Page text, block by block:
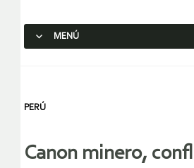
MENÚ
PERÚ
Canon minero,